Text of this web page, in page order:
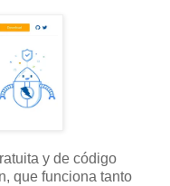
y de código
que funciona tanto